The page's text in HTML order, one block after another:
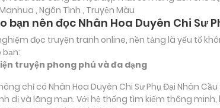
, Ngôn Tình , Truyện Màu
bạn nên đọc Nhân Hoa Duyên Chi Sư
đọc truyện tranh online, nền tảng là yếu tố
truyện phong phú và đa dạng
chỉ có Nhân Hoa Duyên Chi Sư Phụ Đại Nhân
dị và lãng mạn. Với hệ thống tìm kiếm thông